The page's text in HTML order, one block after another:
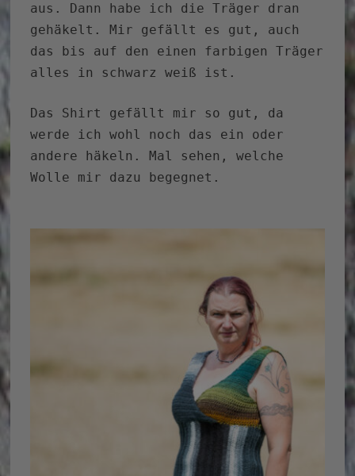
aus. Dann habe ich die Träger dran
gehäkelt. Mir gefällt es gut, auch
das bis auf den einen farbigen Träger
alles in schwarz weiß ist.
Das Shirt gefällt mir so gut, da
werde ich wohl noch das ein oder
andere häkeln. Mal sehen, welche
Wolle mir dazu begegnet.